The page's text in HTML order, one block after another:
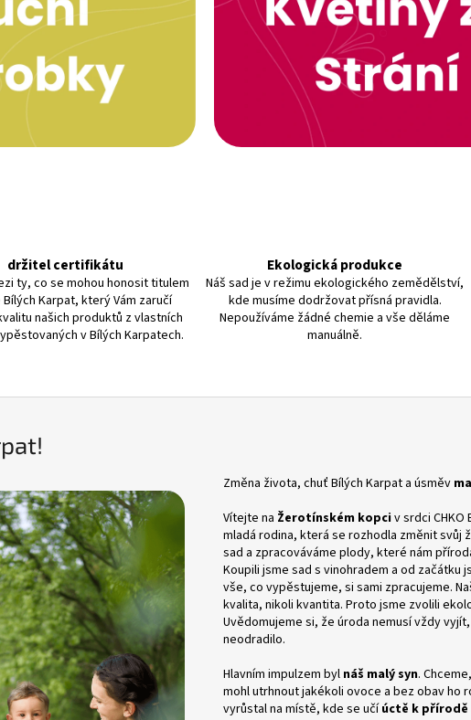
držitel certifikátu
ty, co se mohou honosit titulem
Karpat, který Vám zaručí
našich produktů z vlastních
v Bílých Karpatech.
Ekologická produkce
Náš sad je v režimu ekologického zemědělství,
kde musíme dodržovat přísná pravidla.
Nepoužíváme žádné chemie a vše děláme
manuálně.
Změna života, chuť Bílých Karpat a úsměv
Vítejte na Žerotínském kopciv srdci CHKO
mladá rodina, která se rozhodla změnit svůj
sad a zpracováváme plody, které nám
Koupili jsme sad s vinohradem a od začátku
vše, co vypěstujeme, si sami zpracujeme.
kvalita, nikoli kvantita. Proto jsme zvolili
Uvědomujeme si, že úroda nemusí vždy
neodradilo.
Hlavním impulzem byl náš malý syn.
mohl utrhnout jakékoli ovoce a bez obav ho
vyrůstal na místě, kde se učíúctě k přírodě